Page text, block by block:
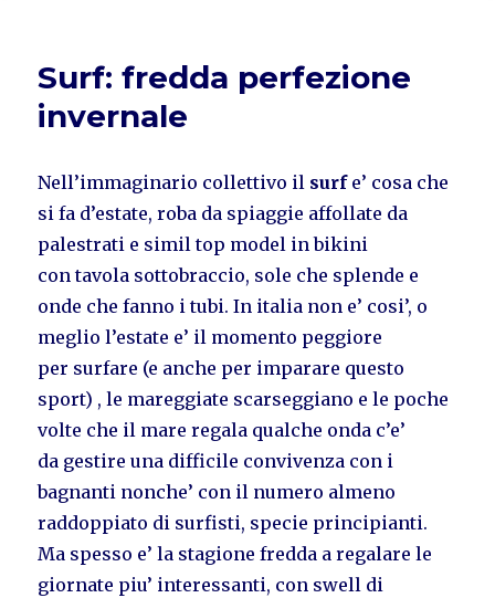
Surf: fredda perfezione
invernale
Nell’immaginario collettivo il surfe’ cosa che
si fa d’estate, roba da spiaggie affollate da
palestrati e simil top model in bikini
con tavola sottobraccio, sole che splende e
onde che fanno i tubi. In italia non e’ cosi’, o
meglio l’estate e’ il momento peggiore
per surfare (e anche per imparare questo
sport) , le mareggiate scarseggiano e le poche
volte che il mare regala qualche onda c’e’
da gestire una difficile convivenza con i
bagnanti nonche’ con il numero almeno
raddoppiato di surfisti, specie principianti.
Ma spesso e’ la stagione fredda a regalare le
giornate piu’ interessanti, con swell di